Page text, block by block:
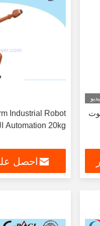
Automation 20kg الحمولة لنقل القطع
احصل